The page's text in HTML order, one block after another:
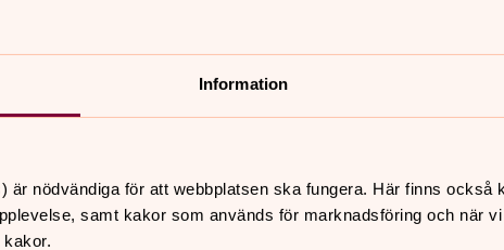
Information
är nödvändiga för att webbplatsen ska fungera. Här finns också
samt kakor som används för marknadsföring och när
på din inkomst. Med den bidrar du
människor.
och tvivlande